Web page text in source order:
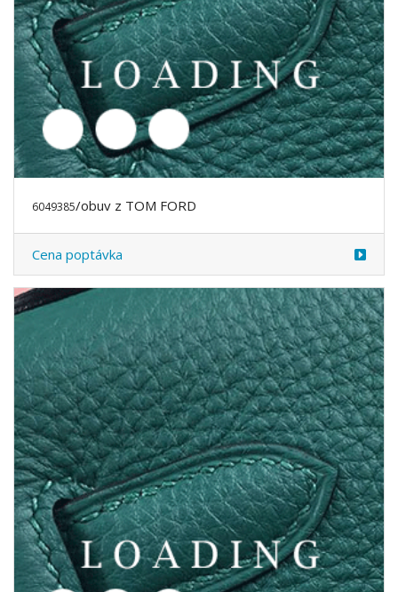
6049387/obuv z TOM FORD
Cena poptávka